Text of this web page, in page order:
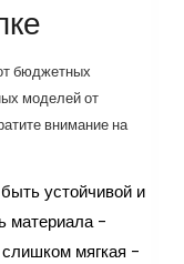
бюджетных
моделей от
внимание на
устойчивой и
материала -
мягкая -